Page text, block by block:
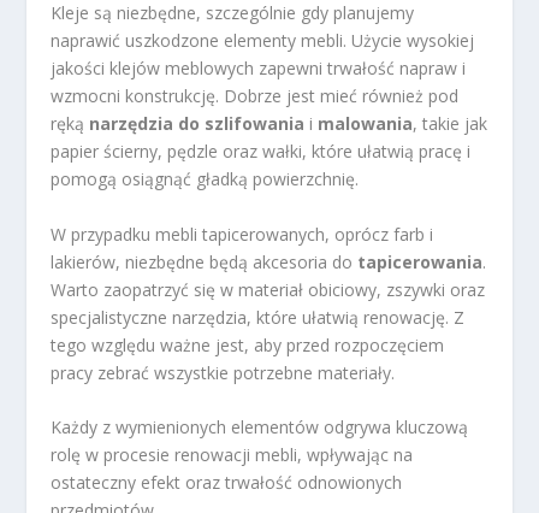
Kleje są niezbędne, szczególnie gdy planujemy
naprawić uszkodzone elementy mebli. Użycie wysokiej
jakości klejów meblowych zapewni trwałość napraw i
wzmocni konstrukcję. Dobrze jest mieć również pod
ręką narzędzia do szlifowania i malowania, takie jak
papier ścierny, pędzle oraz wałki, które ułatwią pracę i
pomogą osiągnąć gładką powierzchnię.
W przypadku mebli tapicerowanych, oprócz farb i
lakierów, niezbędne będą akcesoria do tapicerowania.
Warto zaopatrzyć się w materiał obiciowy, zszywki oraz
specjalistyczne narzędzia, które ułatwią renowację. Z
tego względu ważne jest, aby przed rozpoczęciem
pracy zebrać wszystkie potrzebne materiały.
Każdy z wymienionych elementów odgrywa kluczową
rolę w procesie renowacji mebli, wpływając na
ostateczny efekt oraz trwałość odnowionych